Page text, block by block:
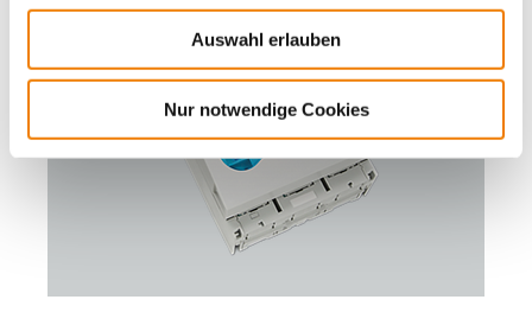
Auswahl erlauben
Nur notwendige Cookies